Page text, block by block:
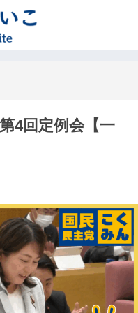
4回定例会【一